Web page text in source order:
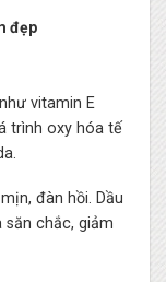
đẹp
vitamin E
trình oxy hóa tế
đàn hồi. Dầu
săn chắc, giảm